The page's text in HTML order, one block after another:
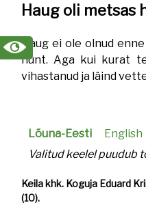
Haug oli metsas
Haug ei ole olnud
hunt. Aga kui kurat
vihastanud ja läind
Lõuna-Eesti
English
Valitud keelel puudub
Keila khk. Koguja Eduard
(10).